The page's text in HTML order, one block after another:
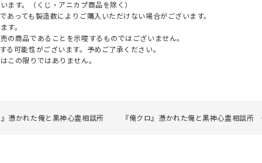
す。（くじ・アニカプ商品を除く）
っても製造数によりご購入いただけない場合がございます。
す。
商品であることを示唆するものではございません。
可能性がございます。予めご了承ください。
この限りではありません。
憑かれた俺と黒神心霊相談所 『俺クロ』憑かれた俺と黒神心霊相談